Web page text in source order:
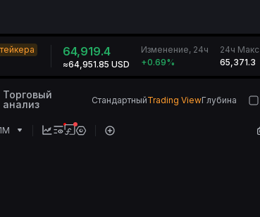
64,919.4
≈64,951.85 USD
Изменение, 24ч
+0.69%
24ч Макс
65,371.3
Торговый
анализ
СтандартныйTrading ViewГлубина
1M